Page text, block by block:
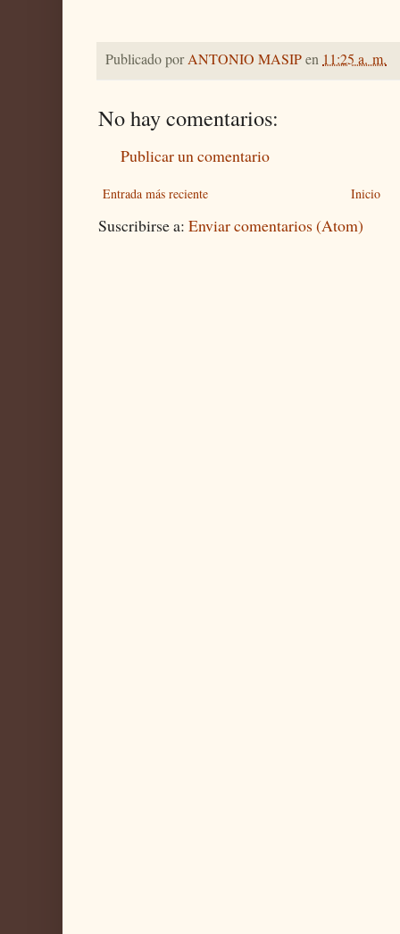
Publicado porANTONIO MASIPen 11:25 a. m.
No hay comentarios:
Publicar un comentario
Entrada más reciente Inicio
Suscribirse a: Enviar comentarios (Atom)